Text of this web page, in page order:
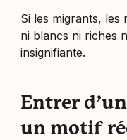
Si les migrants, les
ni blancs ni riches
insignifiante.
Entrer
un motif